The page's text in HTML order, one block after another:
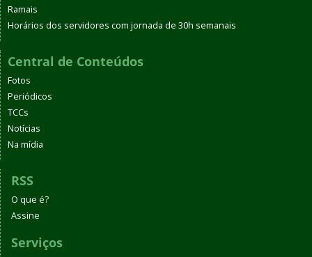
Ramais
Horários dos servidores com jornada de 30h semanais
Central de Conteúdos
Fotos
Periódicos
TCCs
Notícias
Na mídia
RSS
O que é?
Assine
Serviços